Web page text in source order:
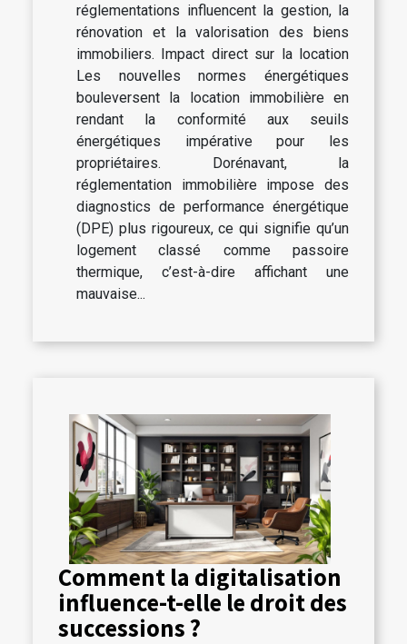
réglementations influencent la gestion, la
rénovation et la valorisation des biens
immobiliers. Impact direct sur la location
Les nouvelles normes énergétiques
bouleversent la location immobilière en
rendant la conformité aux seuils
énergétiques impérative pour les
propriétaires. Dorénavant, la
réglementation immobilière impose des
diagnostics de performance énergétique
(DPE) plus rigoureux, ce qui signifie qu’un
logement classé comme passoire
thermique, c’est-à-dire affichant une
mauvaise...
Comment la digitalisation
influence-t-elle le droit des
successions ?